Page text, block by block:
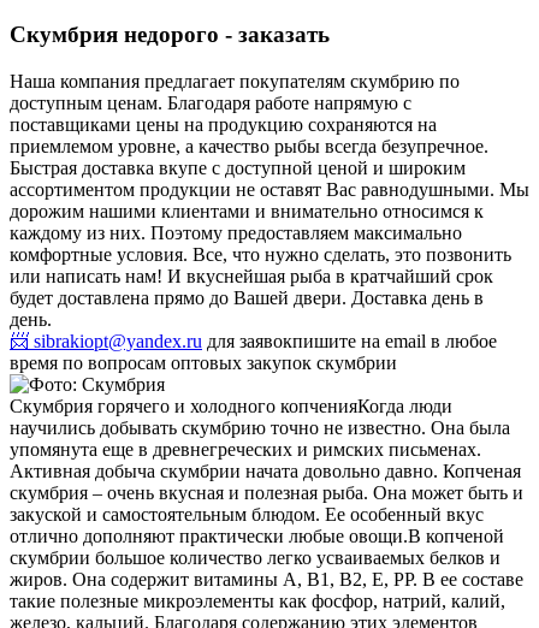
Скумбрия недорого - заказать
Наша компания предлагает покупателям скумбрию по
доступным ценам. Благодаря работе напрямую с
поставщиками цены на продукцию сохраняются на
приемлемом уровне, а качество рыбы всегда безупречное.
Быстрая доставка вкупе с доступной ценой и широким
ассортиментом продукции не оставят Вас равнодушными. Мы
дорожим нашими клиентами и внимательно относимся к
каждому из них. Поэтому предоставляем максимально
комфортные условия. Все, что нужно сделать, это позвонить
или написать нам! И вкуснейшая рыба в кратчайший срок
будет доставлена прямо до Вашей двери. Доставка день в
день.
📨 sibrakiopt@yandex.ru для заявокпишите на email в любое
время по вопросам оптовых закупок скумбрии
Скумбрия горячего и холодного копченияКогда люди
научились добывать скумбрию точно не известно. Она была
упомянута еще в древнегреческих и римских письменах.
Активная добыча скумбрии начата довольно давно. Копченая
скумбрия – очень вкусная и полезная рыба. Она может быть и
закуской и самостоятельным блюдом. Ее особенный вкус
отлично дополняют практически любые овощи.В копченой
скумбрии большое количество легко усваиваемых белков и
жиров. Она содержит витамины А, В1, В2, Е, РР. В ее составе
такие полезные микроэлементы как фосфор, натрий, калий,
железо, кальций. Благодаря содержанию этих элементов